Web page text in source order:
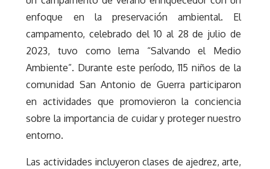
enfoque en la preservación ambiental. El
campamento, celebrado del 10 al 28 de julio de
2023, tuvo como lema “Salvando el Medio
Ambiente”. Durante este período, 115 niños de la
comunidad San Antonio de Guerra participaron
en actividades que promovieron la conciencia
sobre la importancia de cuidar y proteger nuestro
entorno.
Las actividades incluyeron clases de ajedrez, arte,